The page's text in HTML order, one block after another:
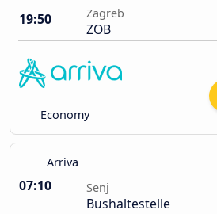
19:50
Zagreb
ZOB
Economy
Arriva
07:10 Senj
Bushaltestelle